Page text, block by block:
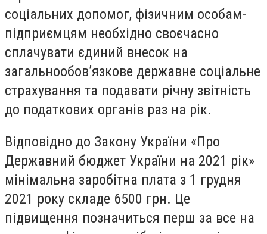
соціальних допомог, фізичним особам-
підприємцям необхідно своєчасно
сплачувати єдиний внесок на
загальнообов’язкове державне соціальне
страхування та подавати річну звітність
до податкових органів раз на рік.
Відповідно до Закону України «Про
Державний бюджет України на 2021 рік»
мінімальна заробітна плата з 1 грудня
2021 року складе 6500 грн. Це
підвищення позначиться перш за все на